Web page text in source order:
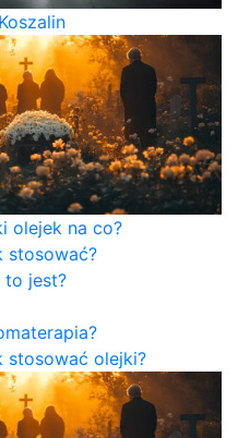
olejek na co?
stosować?
to jest?
stosować olejki?